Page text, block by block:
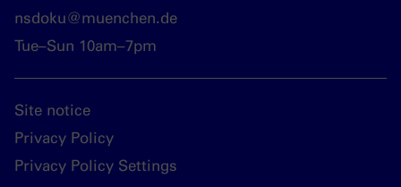
nsdoku@muenchen.de
Tue–Sun 10am–7pm
Site notice
Privacy Policy
Privacy Policy Settings